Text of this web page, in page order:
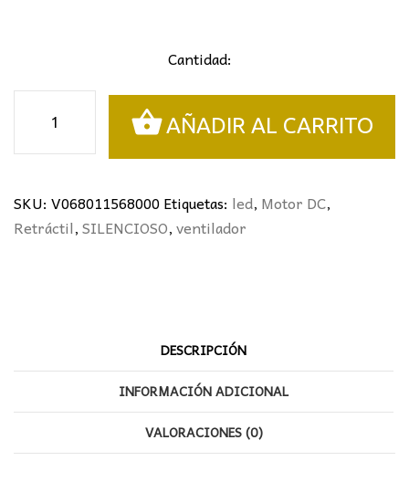
Cantidad:
RETRÁCTIL
HENRY
BLANCO
Ø132CMS
AÑADIR AL CARRITO
SKU: V068011568000Etiquetas: led, Motor DC,
Retráctil,SILENCIOSO,ventilador
DESCRIPCIÓN
INFORMACIÓN ADICIONAL
VALORACIONES (0)